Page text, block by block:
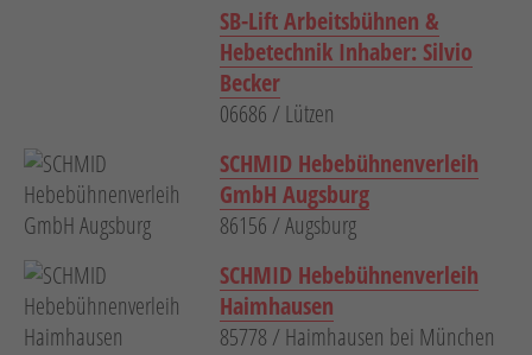
SB-Lift Arbeitsbühnen &
Hebetechnik Inhaber: Silvio
Becker
06686 / Lützen
SCHMID Hebebühnenverleih
GmbH Augsburg
86156 / Augsburg
SCHMID Hebebühnenverleih
Haimhausen
85778 / Haimhausen bei München